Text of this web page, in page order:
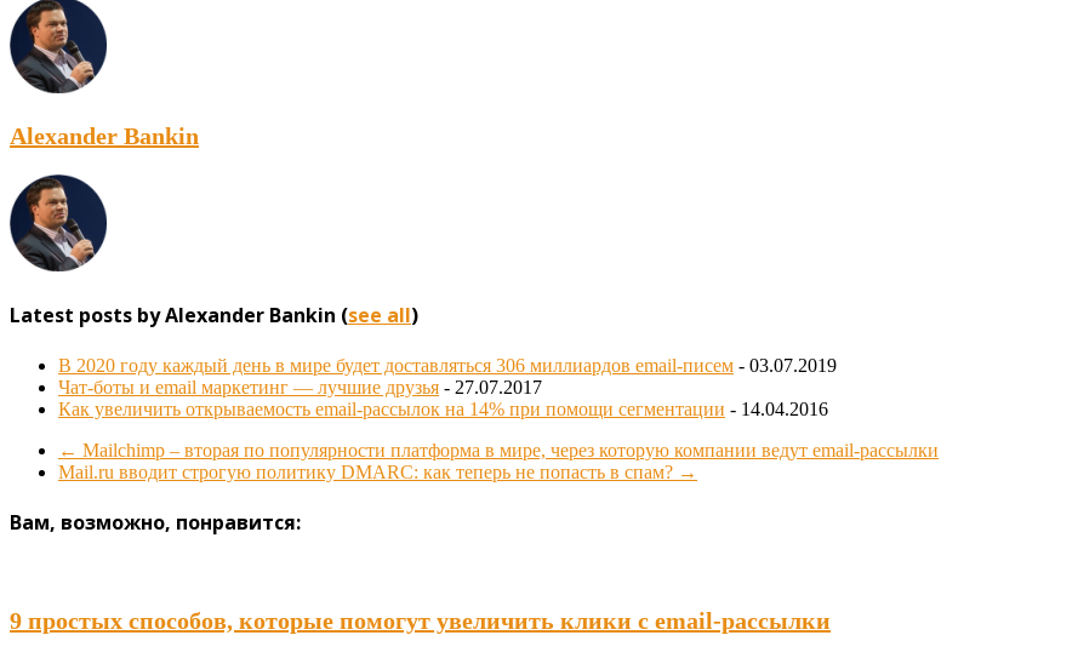
Alexander Bankin
Latest posts by Alexander Bankin (see all)
В 2020 году каждый день в мире будет доставляться 306 миллиардов email-писем - 03.07.2019
Чат-боты и email маркетинг — лучшие друзья - 27.07.2017
Как увеличить открываемость email-рассылок на 14% при помощи сегментации - 14.04.2016
← Mailchimp – вторая по популярности платформа в мире, через которую компании ведут email-рассылки
Mail.ru вводит строгую политику DMARC: как теперь не попасть в спам? →
Вам, возможно, понравится:
9 простых способов, которые помогут увеличить клики с email-рассылки